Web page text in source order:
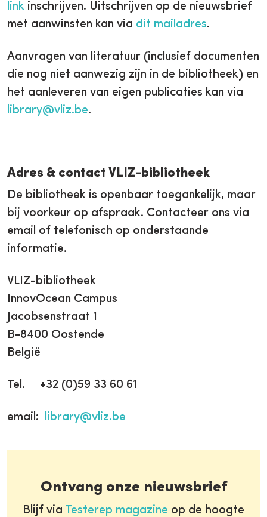
link inschrijven. Uitschrijven op de nieuwsbrief
met aanwinsten kan via dit mailadres.
Aanvragen van literatuur (inclusief documenten
die nog niet aanwezig zijn in de bibliotheek) en
het aanleveren van eigen publicaties kan via
library@vliz.be.
Adres & contact VLIZ-bibliotheek
De bibliotheek is openbaar toegankelijk, maar
bij voorkeur op afspraak. Contacteer ons via
email of telefonisch op onderstaande
informatie.
VLIZ-bibliotheek
InnovOcean Campus
Jacobsenstraat 1
B-8400 Oostende
België
Tel. +32 (0)59 33 60 61
email: library@vliz.be
Ontvang onze nieuwsbrief
Blijf via Testerep magazine op de hoogte